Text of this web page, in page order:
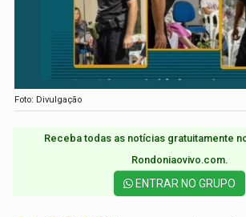
Foto: Divulgação
Receba todas as notícias gratuitamente
Rondoniaovivo.com.​
ENTRAR NO GRUPO